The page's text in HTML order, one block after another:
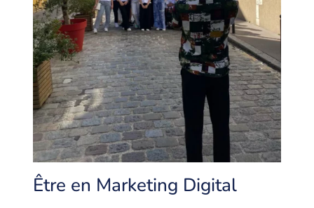
Être en Marketing Digital